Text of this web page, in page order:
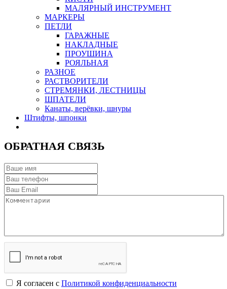
МАЛЯРНЫЙ ИНСТРУМЕНТ
МАРКЕРЫ
ПЕТЛИ
ГАРАЖНЫЕ
НАКЛАДНЫЕ
ПРОУШИНА
РОЯЛЬНАЯ
РАЗНОЕ
РАСТВОРИТЕЛИ
СТРЕМЯНКИ, ЛЕСТНИЦЫ
ШПАТЕЛИ
Канаты, верёвки, шнуры
Штифты, шпонки
ОБРАТНАЯ СВЯЗЬ
Я согласен с Политикой конфиденциальности